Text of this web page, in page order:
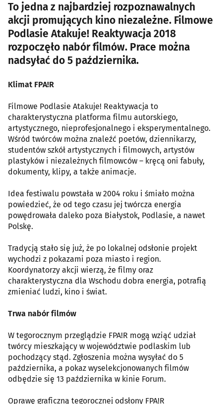
To jedna z najbardziej rozpoznawalnych
akcji promujących kino niezależne. Filmowe
Podlasie Atakuje! Reaktywacja 2018
rozpoczęło nabór filmów. Prace można
nadsyłać do 5 października.
Klimat FPA!R
Filmowe Podlasie Atakuje! Reaktywacja to
charakterystyczna platforma filmu autorskiego,
artystycznego, nieprofesjonalnego i eksperymentalnego.
Wśród twórców można znaleźć poetów, dziennikarzy,
studentów szkół artystycznych i filmowych, artystów
plastyków i niezależnych filmowców – kręcą oni fabuły,
dokumenty, klipy, a także animacje.
Idea festiwalu powstała w 2004 roku i śmiało można
powiedzieć, że od tego czasu jej twórcza energia
powędrowała daleko poza Białystok, Podlasie, a nawet
Polskę.
Tradycją stało się już, że po lokalnej odsłonie projekt
wychodzi z pokazami poza miasto i region.
Koordynatorzy akcji wierzą, że filmy oraz
charakterystyczna dla Wschodu dobra energia, potrafią
zmieniać ludzi, kino i świat.
Trwa nabór filmów
W tegorocznym przeglądzie FPA!R mogą wziąć udział
twórcy mieszkający w województwie podlaskim lub
pochodzący stąd. Zgłoszenia można wysyłać do 5
października, a pokaz wyselekcjonowanych filmów
odbędzie się 13 października w kinie Forum.
Oprawę graficzną tegorocznej odsłony FPA!R